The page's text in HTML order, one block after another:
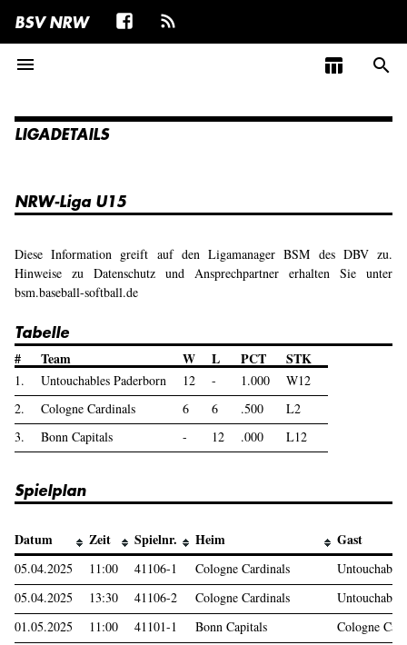
BSV NRW
menu
table_chart search
LIGADETAILS
NRW-Liga U15
Diese Information greift auf den Ligamanager BSM des DBV zu.
Hinweise zu Datenschutz und Ansprechpartner erhalten Sie unter
bsm.baseball-softball.de
Tabelle
# Team W L PCT STK
1. Untouchables Paderborn 12 - 1.000
W12
2.
Cologne Cardinals 6 6 .500
L2
3.
Bonn Capitals - 12 .000 L12
Spielplan
Datum Zeit Spielnr. Heim Gast
05.04.2025 11:00 41106-1 Cologne Cardinals
05.04.2025
13:30 41106-2 Cologne Cardinals
01.05.2025
11:00 41101-1 Bonn Capitals
Cologne